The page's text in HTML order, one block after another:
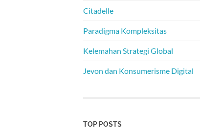
Citadelle
Paradigma Kompleksitas
Kelemahan Strategi Global
Jevon dan Konsumerisme Digital
TOP POSTS